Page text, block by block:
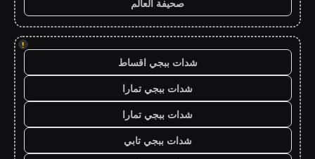
صحيفة العالم
!
شدات ببجي اقساط
شدات ببجي تمارا
شدات ببجي تمارا
شدات ببجي تابي